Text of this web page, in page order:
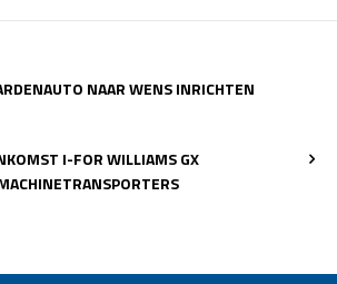
NAAR WENS INRICHTEN
I-FOR WILLIAMS GX